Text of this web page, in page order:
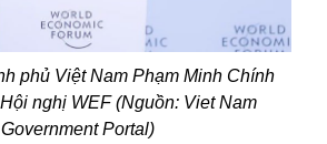
phủ Việt Nam Phạm Minh Chính
nghị WEF (Nguồn: Viet Nam
Government Portal)